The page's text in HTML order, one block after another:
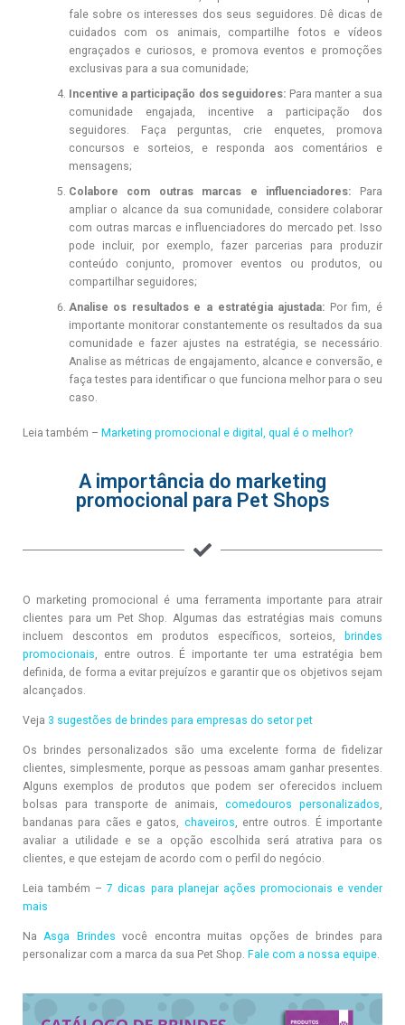
fale sobre os interesses dos seus seguidores. Dê dicas de
cuidados com os animais, compartilhe fotos e vídeos
engraçados e curiosos, e promova eventos e promoções
exclusivas para a sua comunidade;
Incentive a participação dos seguidores: Para manter a sua
comunidade engajada, incentive a participação dos
seguidores. Faça perguntas, crie enquetes, promova
concursos e sorteios, e responda aos comentários e
mensagens;
Colabore com outras marcas e influenciadores: Para
ampliar o alcance da sua comunidade, considere colaborar
com outras marcas e influenciadores do mercado pet. Isso
pode incluir, por exemplo, fazer parcerias para produzir
conteúdo conjunto, promover eventos ou produtos, ou
compartilhar seguidores;
Analise os resultados e a estratégia ajustada: Por fim, é
importante monitorar constantemente os resultados da sua
comunidade e fazer ajustes na estratégia, se necessário.
Analise as métricas de engajamento, alcance e conversão, e
faça testes para identificar o que funciona melhor para o seu
caso.
Leia também – Marketing promocional e digital, qual é o melhor?
A importância do marketing
promocional para Pet Shops
O marketing promocional é uma ferramenta importante para atrair
clientes para um Pet Shop. Algumas das estratégias mais comuns
incluem descontos em produtos específicos, sorteios,
brindes
promocionais , entre outros. É importante ter uma estratégia bem
definida, de forma a evitar prejuízos e garantir que os objetivos sejam
alcançados.
Veja 3 sugestões de brindes para empresas do setor pet
Os brindes personalizados são uma excelente forma de fidelizar
clientes, simplesmente, porque as pessoas amam ganhar presentes.
Alguns exemplos de produtos que podem ser oferecidos incluem
bolsas para transporte de animais,comedouros personalizados,
bandanas para cães e gatos, chaveiros, entre outros. É importante
avaliar a utilidade e se a opção escolhida será atrativa para os
clientes, e que estejam de acordo com o perfil do negócio.
Leia também –7 dicas para planejar ações promocionais e vender
mais
NaAsga Brindes você encontra muitas opções de brindes para
personalizar com a marca da sua Pet Shop. Fale com a nossa equipe.